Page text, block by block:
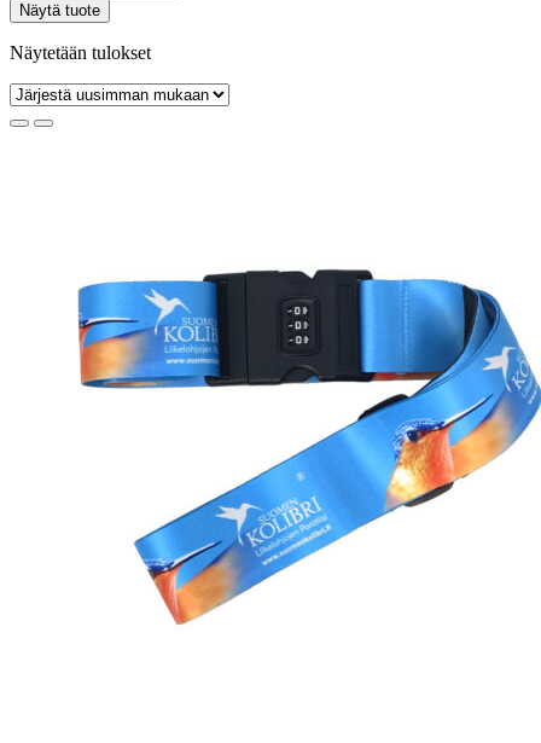
Näytä tuote
Näytetään tulokset